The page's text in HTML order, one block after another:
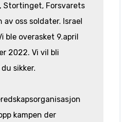
Stortinget, Forsvarets
av oss soldater. Israel
ble overasket 9.april
2022. Vi vil bli
sikker.
kampen der